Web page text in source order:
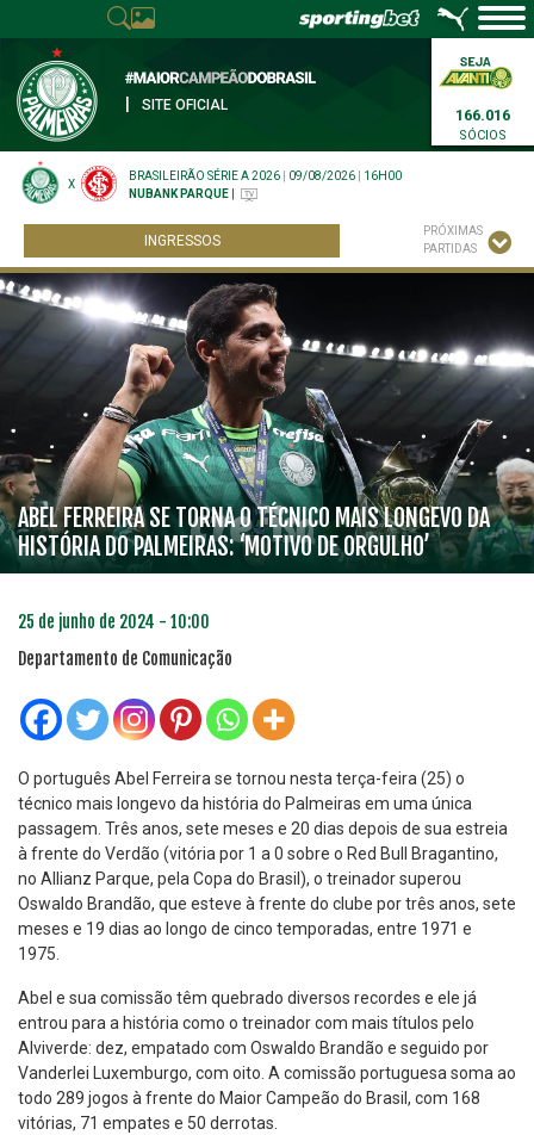
SITE OFICIAL
166.016
SÓCIOS
X
BRASILEIRÃO SÉRIE A 2026 09/08/2026
16H00
NUBANK PARQUE
INGRESSOS
PRÓXIMAS
PARTIDAS
ABEL FERREIRA SE TORNA O TÉCNICO MAIS LONGEVO DA
HISTÓRIA DO PALMEIRAS: ‘MOTIVO DE ORGULHO’
25 de junho de 2024 - 10:00
Departamento de Comunicação
O português Abel Ferreira se tornou nesta terça-feira (25) o
técnico mais longevo da história do Palmeiras em uma única
passagem. Três anos, sete meses e 20 dias depois de sua estreia
à frente do Verdão (vitória por 1 a 0 sobre o Red Bull Bragantino,
no Allianz Parque, pela Copa do Brasil), o treinador superou
Oswaldo Brandão, que esteve à frente do clube por três anos, sete
meses e 19 dias ao longo de cinco temporadas, entre 1971 e
1975.
Abel e sua comissão têm quebrado diversos recordes e ele já
entrou para a história como o treinador com mais títulos pelo
Alviverde: dez, empatado com Oswaldo Brandão e seguido por
Vanderlei Luxemburgo, com oito. A comissão portuguesa soma ao
todo 289 jogos à frente do Maior Campeão do Brasil, com 168
vitórias, 71 empates e 50 derrotas.